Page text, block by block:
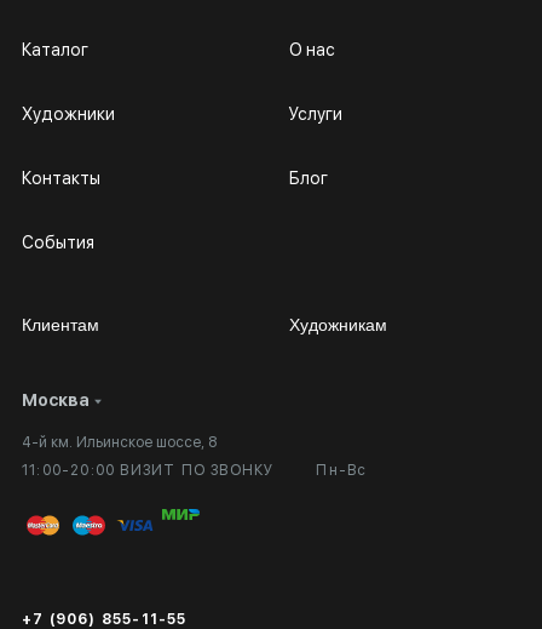
Москва
4-й км. Ильинское шоссе, 8
11:00-20:00 ВИЗИТ ПО ЗВОНКУ
Пн-Вс
+7 (906) 855-11-55
Каталог
Художники
Контакты
События
О нас
Услуги
Блог
Клиентам
Личный кабинет
Вопросы и ответы
Публичная оферта
Художникам
Сотрудничество
Выставка в галерее